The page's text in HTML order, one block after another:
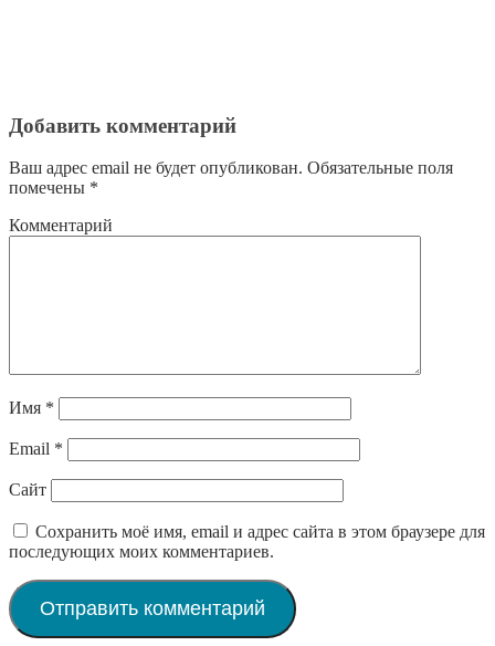
Добавить комментарий
Ваш адрес email не будет опубликован. Обязательные поля
помечены *
Комментарий
Имя *
Email *
Сайт
Сохранить моё имя, email и адрес сайта в этом браузере для
последующих моих комментариев.